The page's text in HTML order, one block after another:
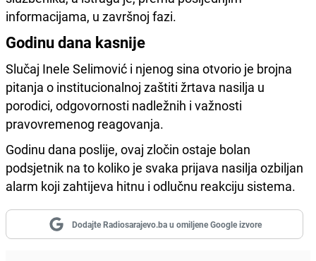
informacijama, u završnoj fazi.
Godinu dana kasnije
Slučaj Inele Selimović i njenog sina otvorio je brojna
pitanja o institucionalnoj zaštiti žrtava nasilja u
porodici, odgovornosti nadležnih i važnosti
pravovremenog reagovanja.
Godinu dana poslije, ovaj zločin ostaje bolan
podsjetnik na to koliko je svaka prijava nasilja ozbiljan
alarm koji zahtijeva hitnu i odlučnu reakciju sistema.
Dodajte Radiosarajevo.ba u omiljene Google izvore